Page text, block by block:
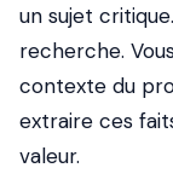
un sujet
recherche.
contexte du
extraire ces
valeur.